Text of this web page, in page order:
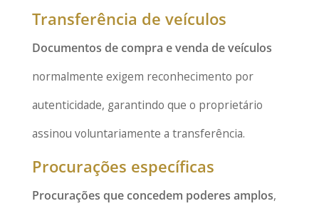
Transferência de veículos
Documentos de compra e venda de veículos
normalmente exigem reconhecimento por
autenticidade, garantindo que o proprietário
assinou voluntariamente a transferência.
Procurações específicas
Procurações que concedem poderes amplos,